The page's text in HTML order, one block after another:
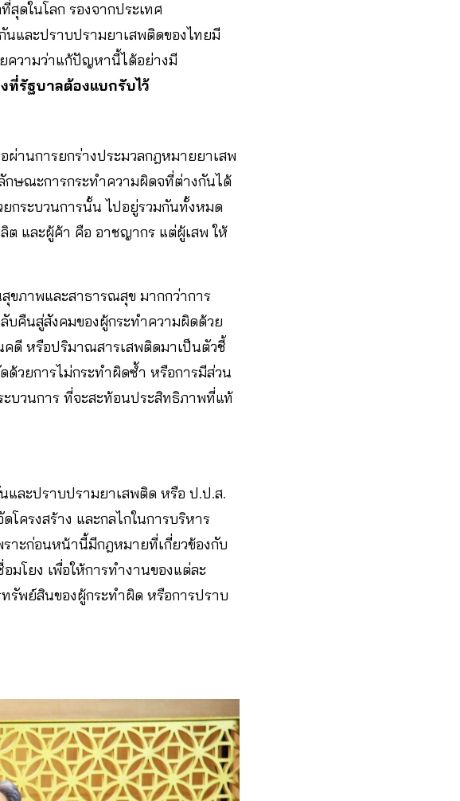
ดในโลก รองจากประเทศ
และปราบปรามยาเสพติดของไทยมี
ความว่าแก้ปัญหานี้ได้อย่างมี
รัฐบาลต้องแบกรับไว้
ผ่านการยกร่างประมวลกฎหมายยาเสพ
กษณะการกระทำความผิดจที่ต่างกันได้
กระบวนการนั้น ไปอยู่รวมกันทั้งหมด
ต และผู้ค้า คือ อาชญากร แต่ผู้เสพ ให้
ขภาพและสาธารณสุข มากกว่าการ
บคืนสู่สังคมของผู้กระทำความผิดด้วย
คดี หรือปริมาณสารเสพติดมาเป็นตัวชี้
ด้วยการไม่กระทำผิดซ้ำ หรือการมีส่วน
บวนการ ที่จะสะท้อนประสิทธิภาพที่แท้
และปราบปรามยาเสพติด หรือ ป.ป.ส.
ครงสร้าง และกลไกในการบริหาร
าะก่อนหน้านี้มีกฎหมายที่เกี่ยวข้องกับ
มโยง เพื่อให้การทำงานของแต่ละ
รัพย์สินของผู้กระทำผิด หรือการปราบ